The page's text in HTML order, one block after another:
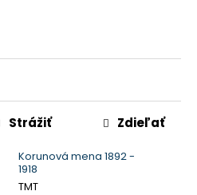
Korunová mena 1892 -
1918
TMT
Strážiť Zdieľať